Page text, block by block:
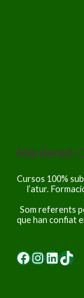
Mordered,
Cursos 100%
l’atur.
Som referents
que han confiat
Facebook